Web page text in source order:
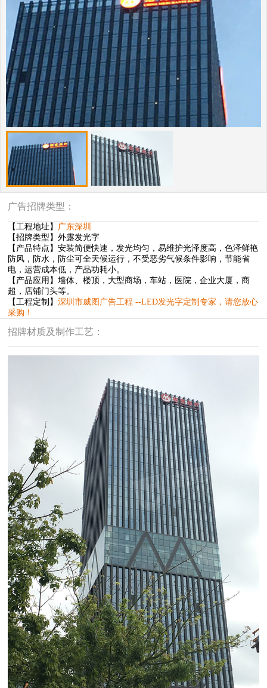
广告招牌类型：
【工程地址】
广东深圳
【招牌类型】外露发光字
【产品特点】安装简便快速，发光均匀，易维护光泽度高，色泽鲜艳
防风，防水，防尘可全天候运行，不受恶劣气候条件影响，节能省
电，运营成本低，产品功耗小。
【产品应用】墙体、楼顶，大型商场，车站，医院，企业大厦，商
超，店铺门头等。
【工程定制】深圳市威图广告工程 --LED发光字定制专家，请您放心
采购！
招牌材质及制作工艺：